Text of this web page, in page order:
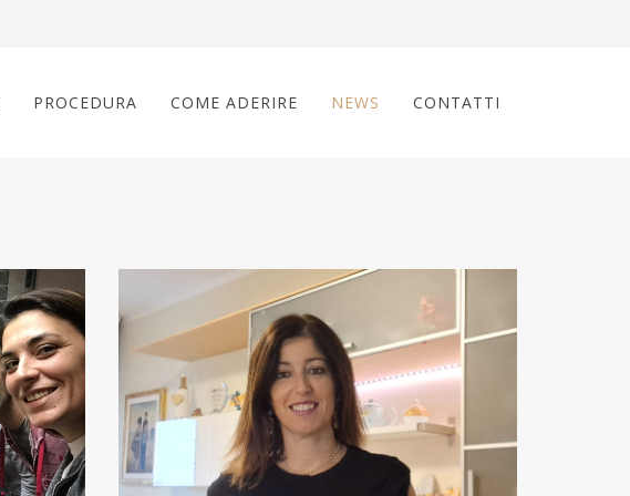
PROCEDURA COME ADERIRE NEWS CONTATTI